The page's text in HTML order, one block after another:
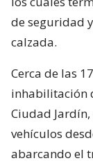
de seguridad
calzada.
Cerca de las
inhabilitación
Ciudad
vehículos
abarcando el